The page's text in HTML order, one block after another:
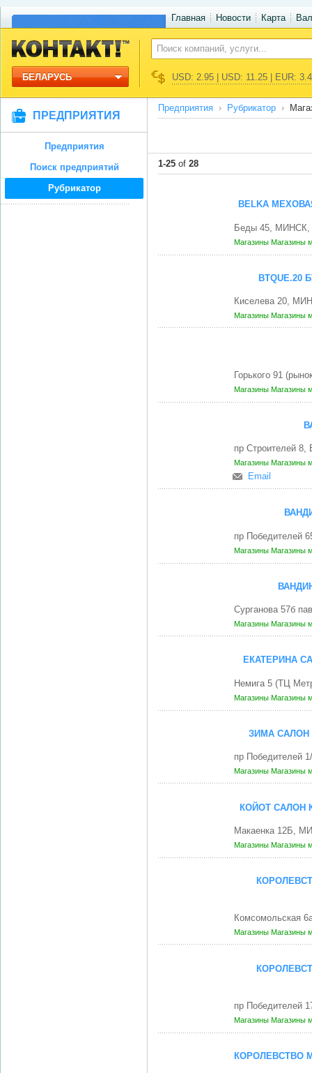
Главная Новости Карта
БЕЛАРУСЬ USD: 2.95 | USD: 11.25 | EUR:
ПРЕДПРИЯТИЯ
Предприятия
Поиск предприятий
Рубрикатор
Предприятия Рубрикатор
1-25 of 28
BELKA
Беды 45, МИНСК,
Магазины Магазины
Киселева 20,
Магазины Магазины
Горького 91
Магазины Магазины
пр Строителей
Магазины Магазины
Email
пр Победителей
Магазины Магазины
Сурганова 57б
Магазины Магазины
ЕКАТЕРИНА
Немига 5 (ТЦ
Магазины Магазины
ЗИМА САЛОН
пр Победителей
Магазины Магазины
КОЙОТ САЛОН
Макаенка 12Б,
Магазины Магазины
Комсомольская
Магазины Магазины
пр Победителей
Магазины Магазины
КОРОЛЕВСТВО